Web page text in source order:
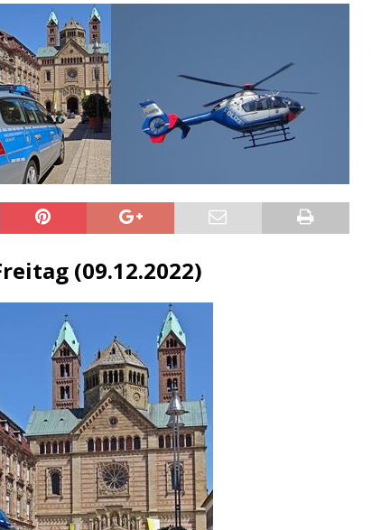
Warnmeldung der Polizei
/ Öffentlichkeitsfahndung
BLAULICHTMELDUNGEN
/ Vermisste Person
BLAULICHTMELDUNGEN
Polizei
BLAULICHTMELDUNGEN
BLAULICHTMELDUNGEN
– Militärischer Übungsplatz Dudenhofen / Speyer
UMWELT
/ Geschwindigkeitsmessung für die KW 19 (05.05. –
gewinnt vor der Schweiz den Longines EEF Nations Cup im
Speyer / Brazzeltag
SPEYER
/ Speyer
SPEYER
(KCanG) BLAULICHTMELDUNGEN
(09.12.2022)